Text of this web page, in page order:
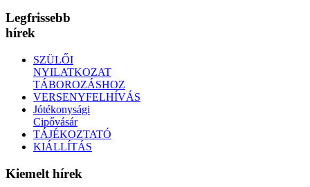
Legfrissebb
hírek
SZÜLŐI
NYILATKOZAT
TÁBOROZÁSHOZ
VERSENYFELHÍVÁS
Jótékonysági
Cipővásár
TÁJÉKOZTATÓ
KIÁLLÍTÁS
Kiemelt hírek